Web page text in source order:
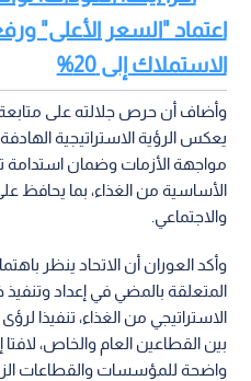
اعتماد "السعر الأعلى"
الاستملاك إلى 20%
وأضاف أن حرص جلالته على
يعكس الرؤية الاستراتيجية
مواجهة الأزمات وضمان استدامة
الأساسية من الغذاء، بما يحافظ
والاجتماعي.
وأكد العوران أن الاتحاد ينظر
المتعلقة بالمضي في إعداد
الاستراتيجي من الغذاء، تنفيذا
بين القطاعين العام والخاص،
واضحة للمؤسسات والقطاعات